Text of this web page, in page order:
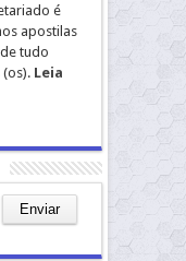
é
apostilas
tudo
Leia